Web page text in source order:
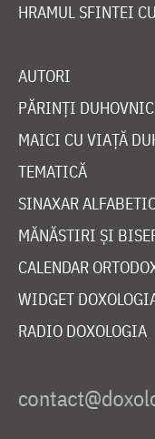
HRAMUL SFINTEI
AUTORI
PĂRINȚI
MAICI CU VIAȚĂ
TEMATICĂ
SINAXAR
MĂNĂSTIRI ȘI
CALENDAR
WIDGET
RADIO DOXOLOGIA